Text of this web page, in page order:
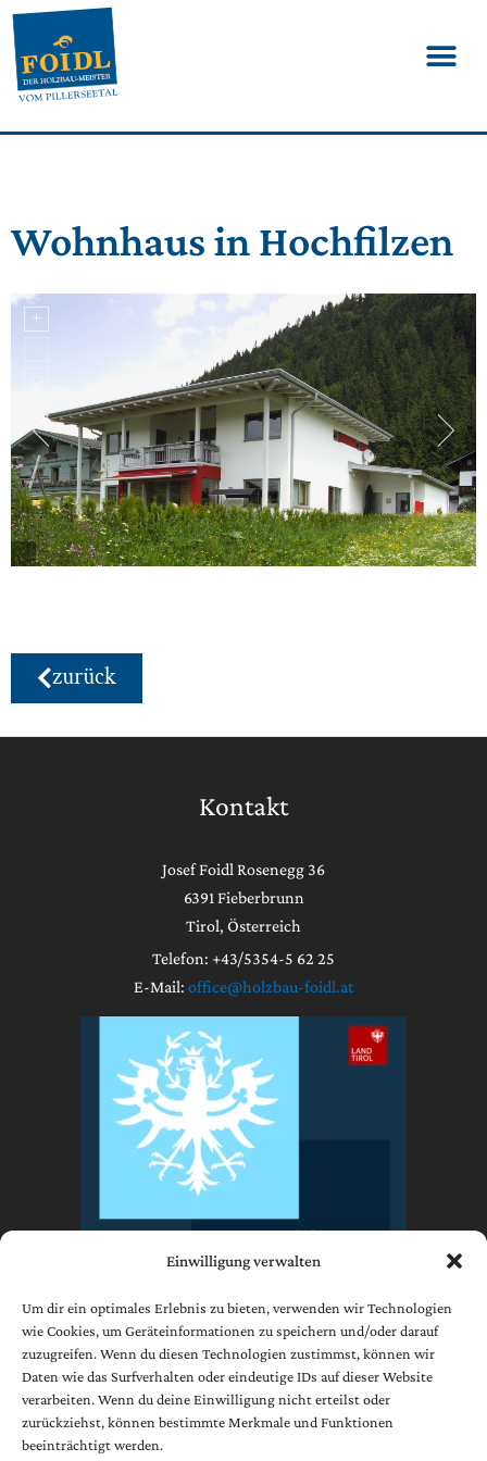
Einwilligung verwalten
Um dir ein optimales Erlebnis zu bieten, verwenden wir Technologien
wie Cookies, um Geräteinformationen zu speichern und/oder darauf
zuzugreifen. Wenn du diesen Technologien zustimmst, können wir
Daten wie das Surfverhalten oder eindeutige IDs auf dieser Website
verarbeiten. Wenn du deine Einwilligung nicht erteilst oder
zurückziehst, können bestimmte Merkmale und Funktionen
beeinträchtigt werden.
Wohnhaus in Hochfilzen
zurück
Kontakt
Josef Foidl Rosenegg 36
6391 Fieberbrunn
Tirol, Österreich
Telefon: +43/5354-5 62 25
E-Mail: office@holzbau-foidl.at
Impressum
Datenschutzerklärung
AGB